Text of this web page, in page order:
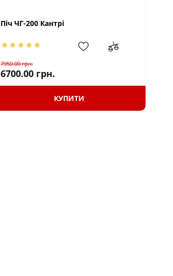
Піч ЧГ-200 Кантрі
7950.00грн.
6700.00 грн.
КУПИТИ